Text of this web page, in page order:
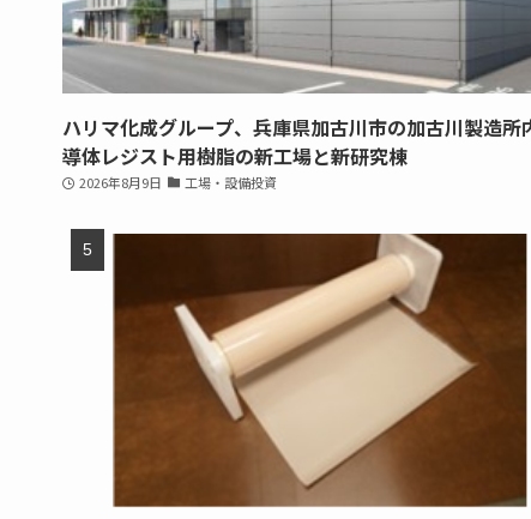
ハリマ化成グループ、兵庫県加古川市の加古川製造所
導体レジスト用樹脂の新工場と新研究棟
2026年8月9日 工場・設備投資